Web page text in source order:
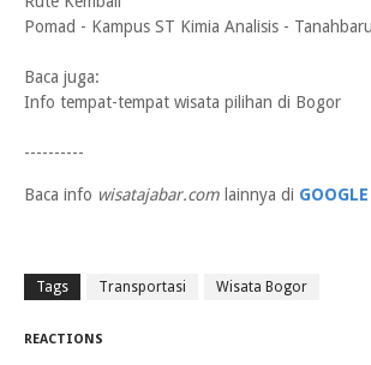
Pomad - Kampus ST Kimia Analisis - Tanahbaru
Baca juga:
Info tempat-tempat wisata pilihan di Bogor
----------
Baca info wisatajabar.com lainnya di
Tags Transportasi Wisata Bogor
REACTIONS